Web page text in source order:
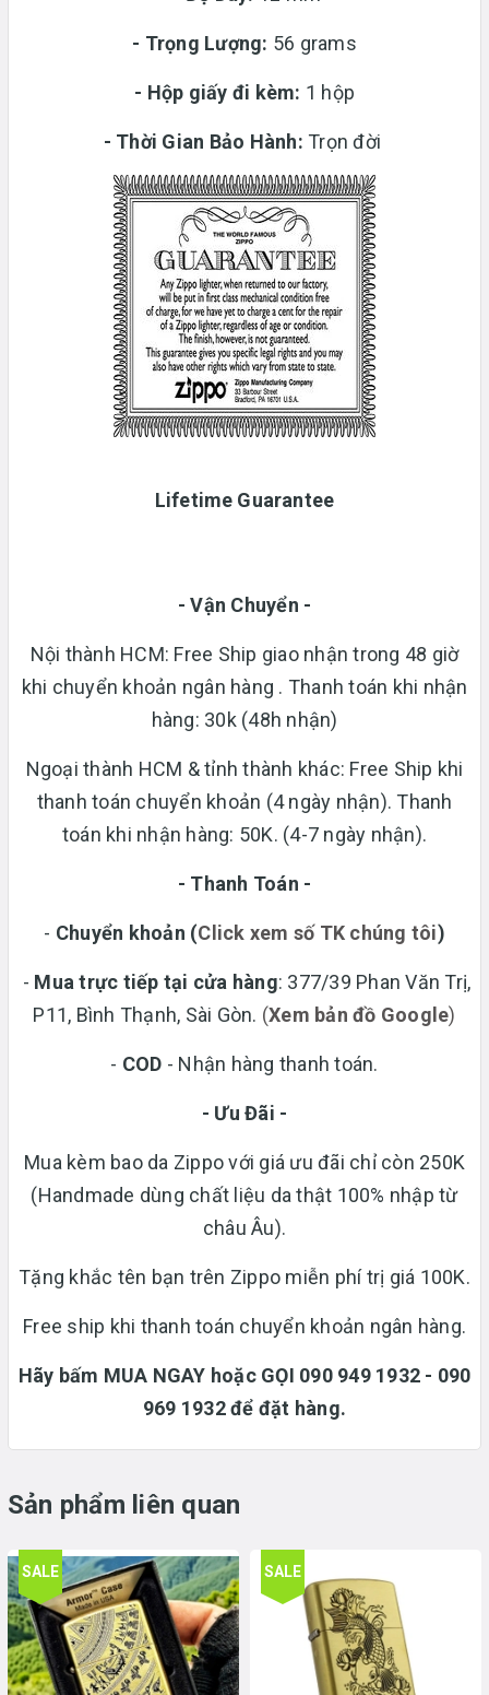
- Trọng Lượng: 56 grams
- Hộp giấy đi kèm: 1 hộp
- Thời Gian Bảo Hành: Trọn đời
Lifetime Guarantee
- Vận Chuyển -
Nội thành HCM: Free Ship giao nhận trong 48 giờ
khi chuyển khoản ngân hàng . Thanh toán khi nhận
hàng: 30k (48h nhận)
Ngoại thành HCM & tỉnh thành khác: Free Ship khi
thanh toán chuyển khoản (4 ngày nhận). Thanh
toán khi nhận hàng: 50K. (4-7 ngày nhận).
- Thanh Toán -
- Chuyển khoản (Click xem số TK chúng tôi)
- Mua trực tiếp tại cửa hàng: 377/39 Phan Văn Trị,
P11, Bình Thạnh, Sài Gòn. (Xem bản đồ Google)
- COD - Nhận hàng thanh toán.
- Ưu Đãi -
Mua kèm bao da Zippo với giá ưu đãi chỉ còn 250K
(Handmade dùng chất liệu da thật 100% nhập từ
châu Âu).
Tặng khắc tên bạn trên Zippo miễn phí trị giá 100K.
Free ship khi thanh toán chuyển khoản ngân hàng.
Hãy bấm MUA NGAY hoặc GỌI 090 949 1932 - 090
969 1932 để đặt hàng.
Sản phẩm liên quan
SALE SALE